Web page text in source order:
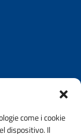
come i cookie
dispositivo. Il